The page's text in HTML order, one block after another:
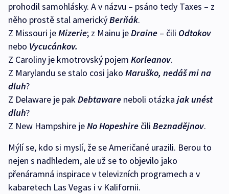
prohodil samohlásky. A v názvu – psáno tedy Taxes – z
něho prostě stal americkýBerňák.
Z Missouri jeMizerie; z Mainu jeDraine – čili Odtokov
nebo Vycucánkov.
Z Caroliny je kmotrovský pojem Korleanov.
Z Marylandu se stalo cosi jako Maruško, nedáš mi na
dluh?
Z Delaware je pakDebtaware neboli otázka jak unést
dluh?
Z New Hampshire jeNo Hopeshire čili Beznadějnov.
Mýlí se, kdo si myslí, že se Američané urazili. Berou to
nejen s nadhledem, ale už se to objevilo jako
přenáramná inspirace v televizních programech a v
kabaretech Las Vegas i v Kalifornii.